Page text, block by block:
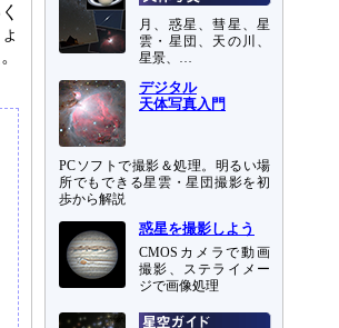
月、惑星、彗星、星
雲・星団、天の川、
星景、…
デジタル
天体写真入門
PCソフトで撮影＆処理。明るい場
所でもできる星雲・星団撮影を初
歩から解説
惑星を撮影しよう
CMOSカメラで動画
撮影、ステライメー
ジで画像処理